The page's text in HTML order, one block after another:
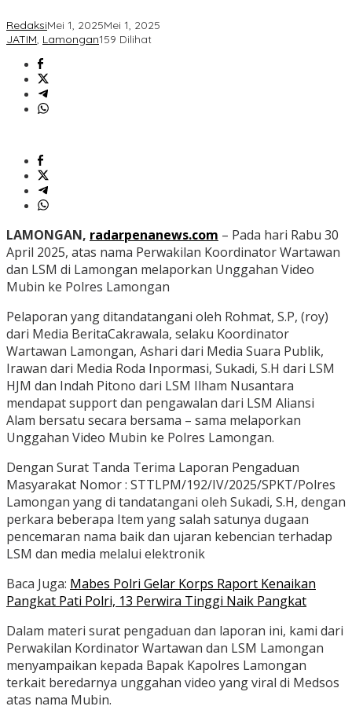
RedaksiMei 1, 2025Mei 1, 2025
JATIM, Lamongan159 Dilihat
LAMONGAN, radarpenanews.com – Pada hari Rabu 30
April 2025, atas nama Perwakilan Koordinator Wartawan
dan LSM di Lamongan melaporkan Unggahan Video
Mubin ke Polres Lamongan
Pelaporan yang ditandatangani oleh Rohmat, S.P, (roy)
dari Media BeritaCakrawala, selaku Koordinator
Wartawan Lamongan, Ashari dari Media Suara Publik,
Irawan dari Media Roda Inpormasi, Sukadi, S.H dari LSM
HJM dan Indah Pitono dari LSM Ilham Nusantara
mendapat support dan pengawalan dari LSM Aliansi
Alam bersatu secara bersama – sama melaporkan
Unggahan Video Mubin ke Polres Lamongan.
Dengan Surat Tanda Terima Laporan Pengaduan
Masyarakat Nomor : STTLPM/192/IV/2025/SPKT/Polres
Lamongan yang di tandatangani oleh Sukadi, S.H, dengan
perkara beberapa Item yang salah satunya dugaan
pencemaran nama baik dan ujaran kebencian terhadap
LSM dan media melalui elektronik
Baca Juga: Mabes Polri Gelar Korps Raport Kenaikan
Pangkat Pati Polri, 13 Perwira Tinggi Naik Pangkat
Dalam materi surat pengaduan dan laporan ini, kami dari
Perwakilan Kordinator Wartawan dan LSM Lamongan
menyampaikan kepada Bapak Kapolres Lamongan
terkait beredarnya unggahan video yang viral di Medsos
atas nama Mubin.